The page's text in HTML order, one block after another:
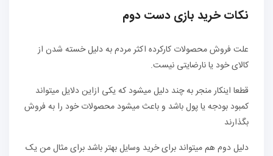
نکات خرید بازی دست دوم
علت فروش محصولات کارکرده اکثر مردم به دلیل خسته شدن از
کالای خود یا نارضایتی نیست.
قطعا اینکار منجر به چند دلیل میشود که یکی ازاین دلایل میتواند
کمبود بودجه یا پول باشد و باعث میشود محصولات خود را به فروش
بگذارند
دلیل دوم هم میتواند برای خرید وسایل بهتر باشد برای مثال من یک